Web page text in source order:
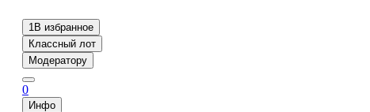
1В избранное
Классный лот
Модератору
0
Инфо